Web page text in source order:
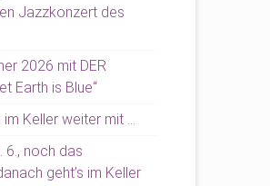
Jazzkonzert des
2026 mit DER
Earth is Blue“
Keller weiter mit …
6., noch das
geht’s im Keller